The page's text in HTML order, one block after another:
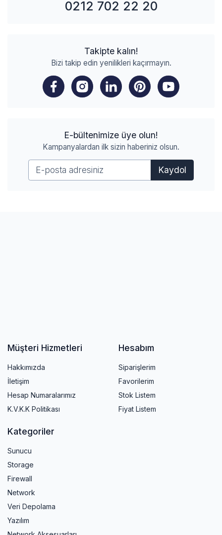
0212 702 22 20
Takipte kalın!
Bizi takip edin yenilikleri kaçırmayın.
E-bültenimize üye olun!
Kampanyalardan ilk sizin haberiniz olsun.
Kaydol
Müşteri Hizmetleri
Hakkımızda
İletişim
Hesap Numaralarımız
K.V.K.K Politikası
Hesabım
Siparişlerim
Favorilerim
Stok Listem
Fiyat Listem
Kategoriler
Sunucu
Storage
Firewall
Network
Veri Depolama
Yazılım